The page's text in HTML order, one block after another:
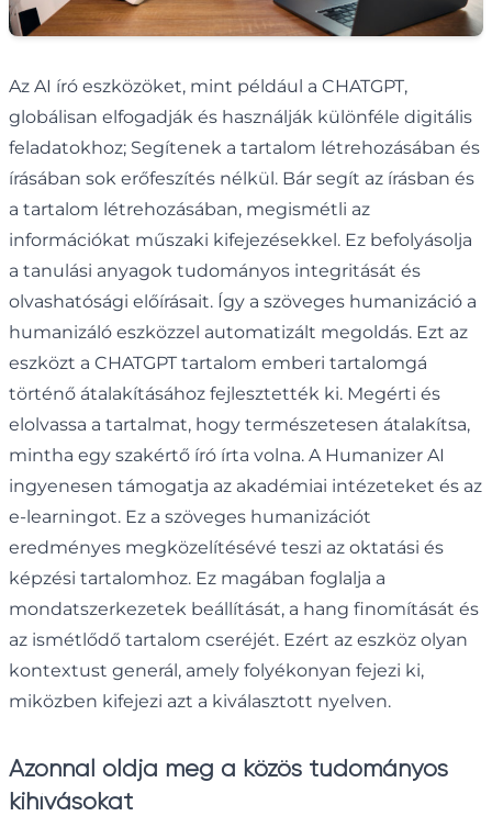
Az AI író eszközöket, mint például a CHATGPT,
globálisan elfogadják és használják különféle digitális
feladatokhoz; Segítenek a tartalom létrehozásában és
írásában sok erőfeszítés nélkül. Bár segít az írásban és
a tartalom létrehozásában, megismétli az
információkat műszaki kifejezésekkel. Ez befolyásolja
a tanulási anyagok tudományos integritását és
olvashatósági előírásait. Így a szöveges humanizáció a
humanizáló eszközzel automatizált megoldás. Ezt az
eszközt a CHATGPT tartalom emberi tartalomgá
történő átalakításához fejlesztették ki. Megérti és
elolvassa a tartalmat, hogy természetesen átalakítsa,
mintha egy szakértő író írta volna. A Humanizer AI
ingyenesen támogatja az akadémiai intézeteket és az
e-learningot. Ez a szöveges humanizációt
eredményes megközelítésévé teszi az oktatási és
képzési tartalomhoz. Ez magában foglalja a
mondatszerkezetek beállítását, a hang finomítását és
az ismétlődő tartalom cseréjét. Ezért az eszköz olyan
kontextust generál, amely folyékonyan fejezi ki,
miközben kifejezi azt a kiválasztott nyelven.
Azonnal oldja meg a közös tudományos
kihívásokat